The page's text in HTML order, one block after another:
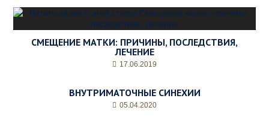
СМЕЩЕНИЕ МАТКИ: ПРИЧИНЫ, ПОСЛЕДСТВИЯ,
ЛЕЧЕНИЕ
17.06.2019
ВНУТРИМАТОЧНЫЕ СИНЕХИИ
05.04.2020